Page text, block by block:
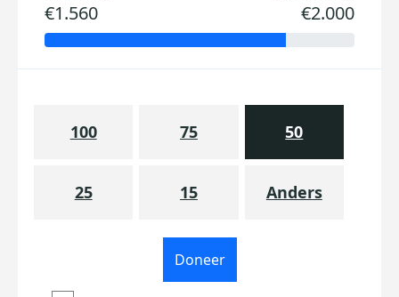
€1.560 €2.000
100 75 50
25 15 Anders
Doneer